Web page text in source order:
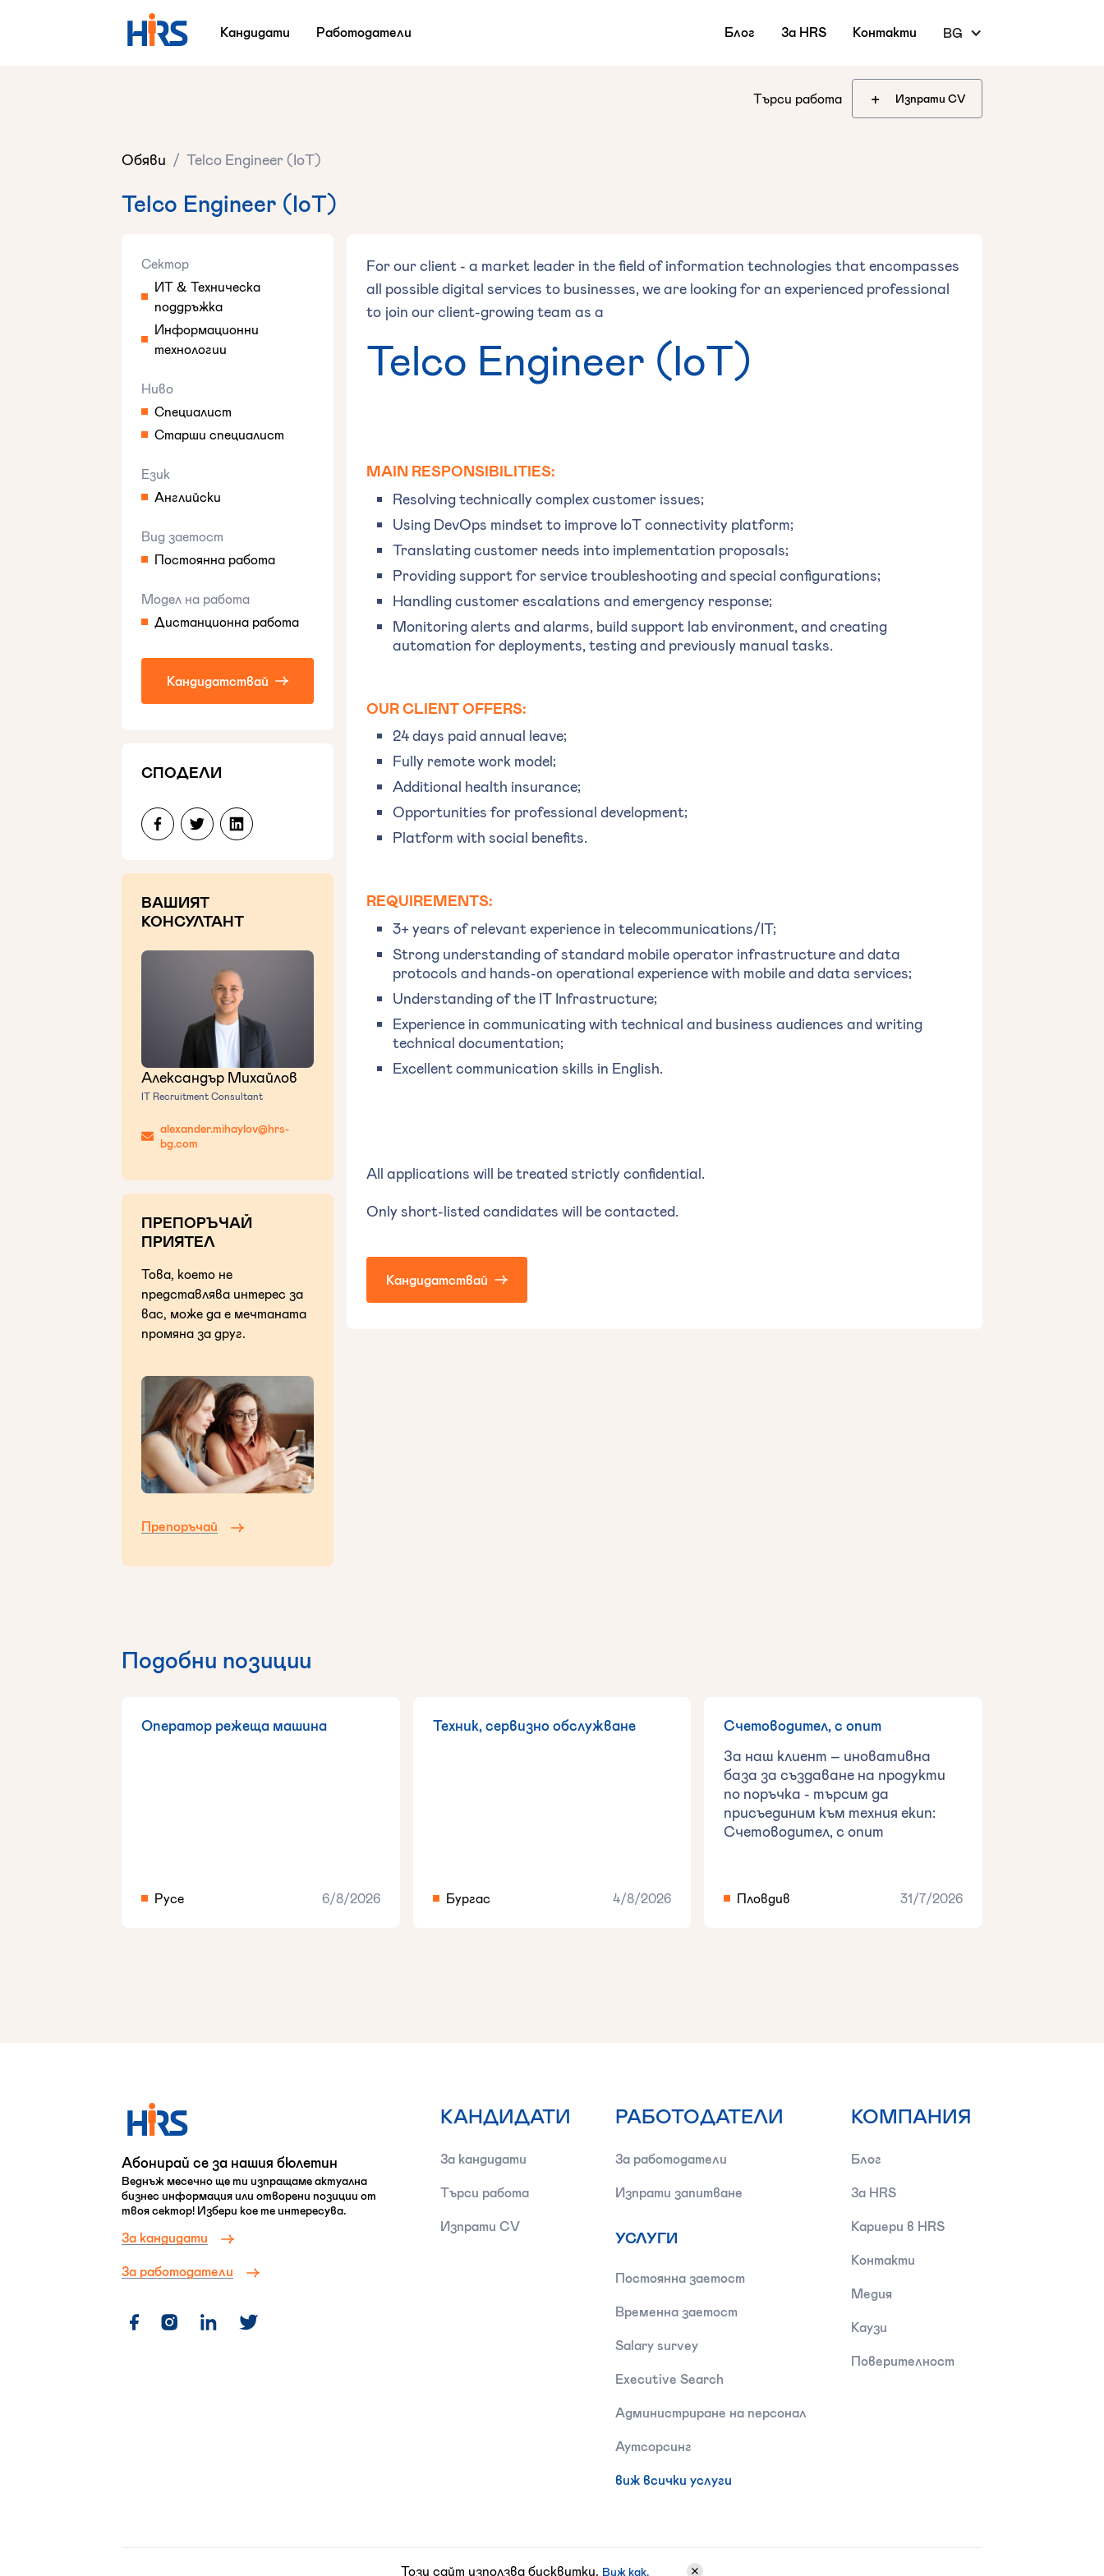
Този сайт използва бисквитки. Виж как.
Кандидати Работодатели Блог За HRS Контакти BG
Търси работа Изпрати CV
+
Обяви / Telco Engineer (IoT)
Telco Engineer (IoT)
Сектор
ИТ & Техническа
поддръжка
Информационни
технологии
Ниво
Специалист
Старши специалист
Език
Английски
Вид заетост
Постоянна работа
Модел на работа
Дистанционна работа
Кандидатствай
СПОДЕЛИ
ВАШИЯТ
КОНСУЛТАНТ
Александър Михайлов
IT Recruitment Consultant
alexander.mihaylov@hrs-
bg.com
ПРЕПОРЪЧАЙ
ПРИЯТЕЛ
Това, което не
представлява интерес за
вас, може да е мечтаната
промяна за друг.
Препоръчай
For our client - a market leader in the field of information technologies that encompasses
all possible digital services to businesses, we are looking for an experienced professional
to join our client-growing team as a
Telco Engineer (IoT)
MAIN RESPONSIBILITIES:
Resolving technically complex customer issues;
Using DevOps mindset to improve IoT connectivity platform;
Translating customer needs into implementation proposals;
Providing support for service troubleshooting and special configurations;
Handling customer escalations and emergency response;
Monitoring alerts and alarms, build support lab environment, and creating
automation for deployments, testing and previously manual tasks.
OUR CLIENT OFFERS:
24 days paid annual leave;
Fully remote work model;
Additional health insurance;
Opportunities for professional development;
Platform with social benefits.
REQUIREMENTS:
3+ years of relevant experience in telecommunications/IT;
Strong understanding of standard mobile operator infrastructure and data
protocols and hands-on operational experience with mobile and data services;
Understanding of the IT Infrastructure;
Experience in communicating with technical and business audiences and writing
technical documentation;
Excellent communication skills in English.
All applications will be treated strictly confidential.
Only short-listed candidates will be contacted.
Кандидатствай
Подобни позиции
Оператор режеща машина
Русе 6/8/2026
Техник, сервизно обслужване
Бургас 4/8/2026
Счетоводител, с опит
За наш клиент – иновативна
база за създаване на продукти
по поръчка - търсим да
присъединим към техния екип:
Счетоводител, с опит
Пловдив 31/7/2026
Абонирай се за нашия бюлетин
Веднъж месечно ще ти изпращаме актуална
бизнес информация или отворени позиции от
твоя сектор! Избери кое те интересува.
За кандидати
За работодатели
КАНДИДАТИ
За кандидати
Търси работа
Изпрати CV
РАБОТОДАТЕЛИ
За работодатели
Изпрати запитване
УСЛУГИ
Постоянна заетост
Временна заетост
Salary survey
Executive Search
Администриране на персонал
Аутсорсинг
виж всички услуги
КОМПАНИЯ
Блог
За HRS
Кариери в HRS
Контакти
Медия
Каузи
Поверителност